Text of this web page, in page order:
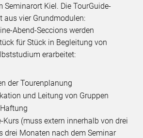
Seminarort Kiel. Die TourGuide-
aus vier Grundmodulen:
Abend-Seccions werden
für Stück in Begleitung von
erarbeitet:
der Tourenplanung
und Leitung von Gruppen
Kurs (muss extern innerhalb von drei
drei Monaten nach dem Seminar